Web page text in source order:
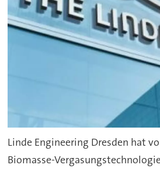
Linde Engineering Dresden hat
Biomasse-